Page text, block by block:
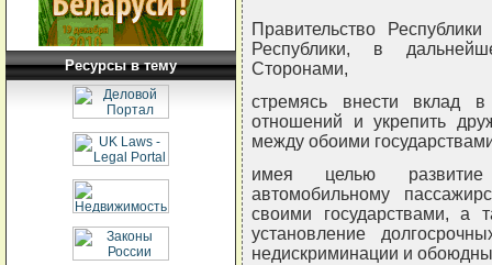
Ресурсы в тему
Правительство
Республики, в
Сторонами,
стремясь внести вклад в
отношений и укрепить
между обоими
имея целью
автомобильному
своими государствами, а
установление
недискриминации и